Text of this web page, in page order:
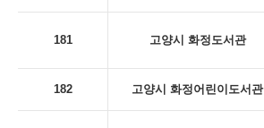
181 고양시 화정도서관
182 고양시 화정어린이도서관